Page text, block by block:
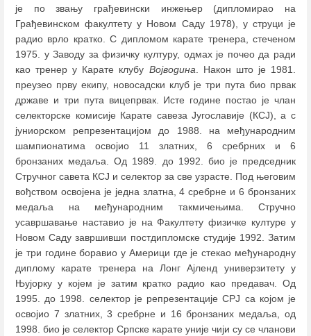
је по звању грађевински инжењер (дипломирао на
Грађевинском факултету у Новом Саду 1978), у струци је
радио врло кратко. С дипломом карате тренера, стеченом
1975. у Заводу за физичку културу, одмах је почео да ради
као тренер у Карате клубу Војводина. Након што је 1981.
преузео прву екипу, новосадски клуб је три пута био првак
државе и три пута вицепрвак. Исте године постао је члан
селекторске комисије Карате савеза Југославије (КСЈ), а с
јуниорском репрезентацијом до 1988. на међународним
шампионатима освојио 11 златних, 6 сребрних и 6
бронзаних медаља. Од 1989. до 1992. био је председник
Стручног савета КСЈ и селектор за све узрасте. Под његовим
вођством освојена је једна златна, 4 сребрне и 6 бронзаних
медаља на међународним такмичењима. Стручно
усавршавање наставио је на Факултету физичке културе у
Новом Саду завршивши постдипломске студије 1992. Затим
је три године боравио у Америци где је стекао међународну
диплому карате тренера на Лонг Ајленд универзитету у
Њујорку у којем је затим кратко радио као предавач. Од
1995. до 1998. селектор је репрезентације СРЈ са којом је
освојио 7 златних, 3 сребрне и 16 бронзаних медаља, од
1998. био је селектор Српске карате уније чији су се чланови